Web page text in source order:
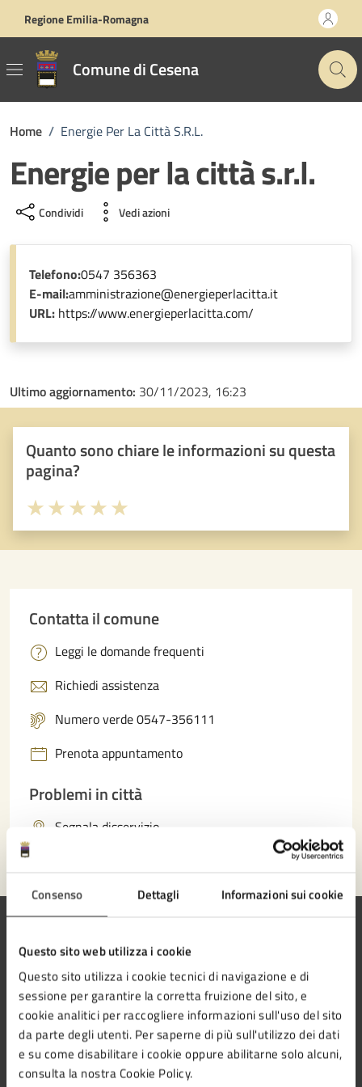
Consenso Dettagli Informazioni sui cookie
Questo sito web utilizza i cookie
Questo sito utilizza i cookie tecnici di navigazione e di
sessione per garantire la corretta fruizione del sito, e
cookie analitici per raccogliere informazioni sull'uso del sito
da parte degli utenti. Per saperne di più sull'utilizzo dei dati
e su come disabilitare i cookie oppure abilitarne solo alcuni,
consulta la nostra Cookie Policy.
Regione Emilia-Romagna
Comune di Cesena
Home / Energie Per La Città S.r.l.
Energie per la città s.r.l.
Condividi Vedi azioni
Telefono:0547 356363
E-mail:amministrazione@energieperlacitta.it
URL: https://www.energieperlacitta.com/
Ultimo aggiornamento: 30/11/2023, 16:23
Quanto sono chiare le informazioni su questa
pagina?
Valuta 5 stelle su 5
Valuta 4 stelle su 5
Valuta 3 stelle su 5
Valuta 2 stelle su 5
Valuta 1 stelle su 5
Contatta il comune
Leggi le domande frequenti
Richiedi assistenza
Numero verde 0547-356111
Prenota appuntamento
Problemi in città
Segnala disservizio
Comune di Cesena
AMMINISTRAZIONE